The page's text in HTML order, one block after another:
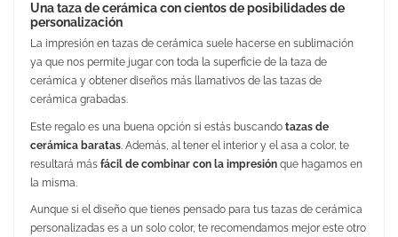
Una taza de cerámica con cientos de posibilidades de
personalización
La impresión en tazas de cerámica suele hacerse en sublimación
ya que nos permite jugar con toda la superficie de la taza de
cerámica y obtener diseños más llamativos de las tazas de
cerámica grabadas.
Este regalo es una buena opción si estás buscando tazas de
cerámica baratas . Además, al tener el interior y el asa a color, te
resultará más fácil de combinar con la impresión que hagamos en
la misma.
Aunque si el diseño que tienes pensado para tus tazas de cerámica
personalizadas es a un solo color, te recomendamos mejor este otro